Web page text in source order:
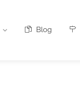
Blog